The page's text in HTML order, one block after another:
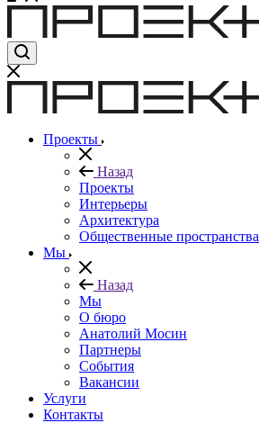
Проекты
Назад
Проекты
Интерьеры
Архитектура
Общественные пространства
Мы
Назад
Мы
О бюро
Анатолий Мосин
Партнеры
События
Вакансии
Услуги
Контакты